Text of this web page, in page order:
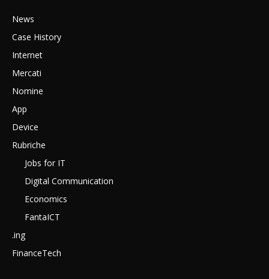
News
Case History
Internet
Mercati
Nomine
App
Device
Rubriche
Jobs for IT
Digital Communication
Economics
FantaICT
.ing
FinanceTech